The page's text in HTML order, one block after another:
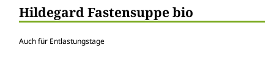
Hildegard Fastensuppe bio
Auch für Entlastungstage